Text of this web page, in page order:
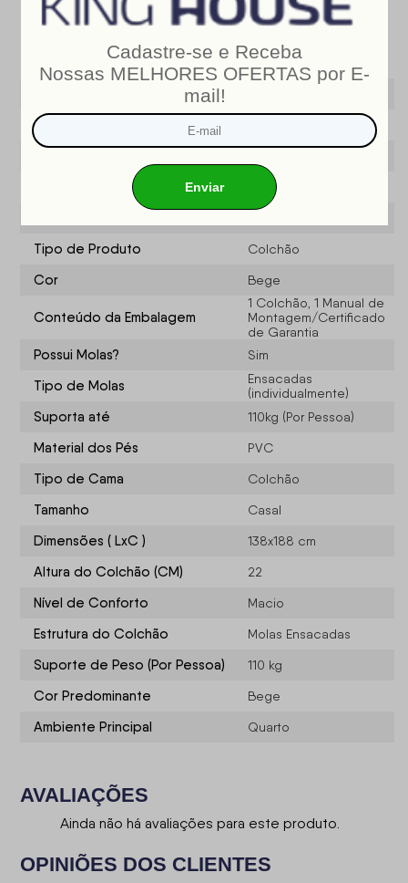
Especificações do produto
Marca
Profundidade (CM)
Tipo de Produto Colchão
Cor Bege
Conteúdo da Embalagem
1 Colchão, 1 Manual de
Montagem/Certificado
de Garantia
Possui Molas? Sim
Tipo de Molas
Ensacadas
(individualmente)
Suporta até 110kg (Por Pessoa)
Material dos Pés PVC
Tipo de Cama Colchão
Tamanho Casal
Dimensões ( LxC ) 138x188 cm
Altura do Colchão (CM) 22
Nível de Conforto Macio
Estrutura do Colchão Molas Ensacadas
Suporte de Peso (Por Pessoa) 110 kg
Cor Predominante Bege
Ambiente Principal Quarto
AVALIAÇÕES
Ainda não há avaliações para este produto.
OPINIÕES DOS CLIENTES